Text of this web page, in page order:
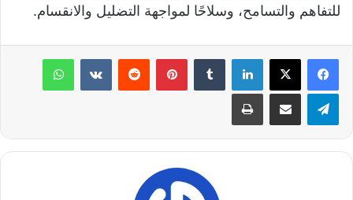
للتفاهم والتسامح، وسلاحًا لمواجهة التضليل والانقسام.
لينكدإن بينتيريست